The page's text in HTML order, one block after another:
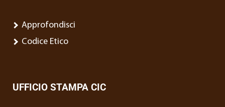
Approfondisci
Codice Etico
UFFICIO STAMPA CIC